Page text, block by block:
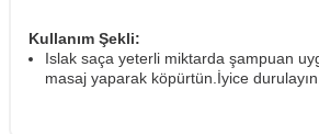
Kullanım Şekli:
Islak saça yeterli miktarda şampuan
masaj yaparak köpürtün.İyice